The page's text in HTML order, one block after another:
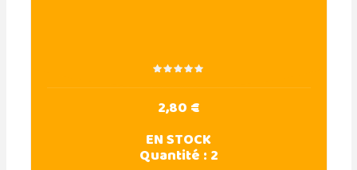
2,80 €
EN STOCK
Quantité :2